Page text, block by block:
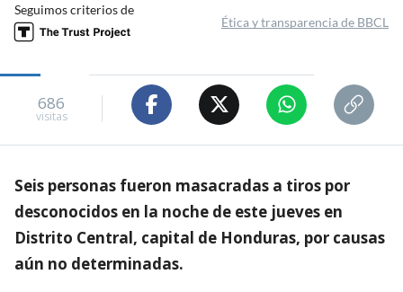
Seguimos criterios de
Ética y transparencia de BBCL
686
visitas
Seis personas fueron masacradas a tiros por
desconocidos en la noche de este jueves en
Distrito Central, capital de Honduras, por causas
aún no determinadas.